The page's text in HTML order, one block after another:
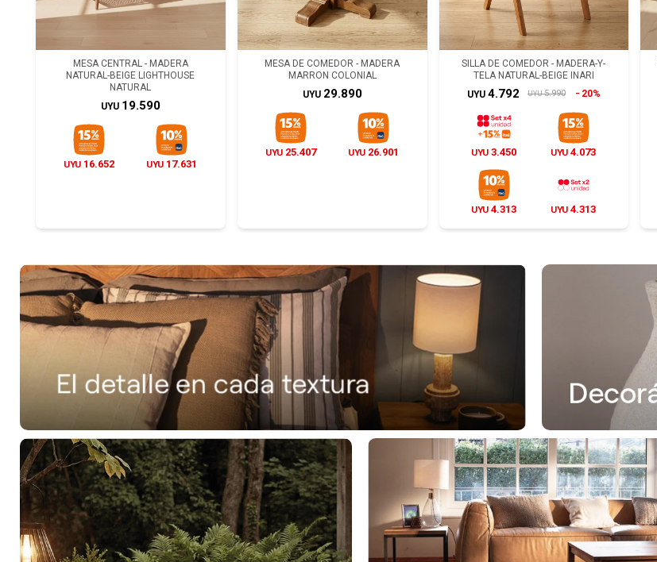
MESA CENTRAL - MADERA
NATURAL-BEIGE LIGHTHOUSE
NATURAL
UYU 19.590
UYU 16.652 UYU 17.631
MESA DE COMEDOR - MADERA
MARRON COLONIAL
UYU 29.890
UYU 25.407 UYU 26.901
SILLA DE COMEDOR - MADERA-Y-
TELA NATURAL-BEIGE INARI
UYU 4.792 UYU 5.990 20%
UYU 3.450 UYU 4.073
UYU 4.313 UYU 4.313